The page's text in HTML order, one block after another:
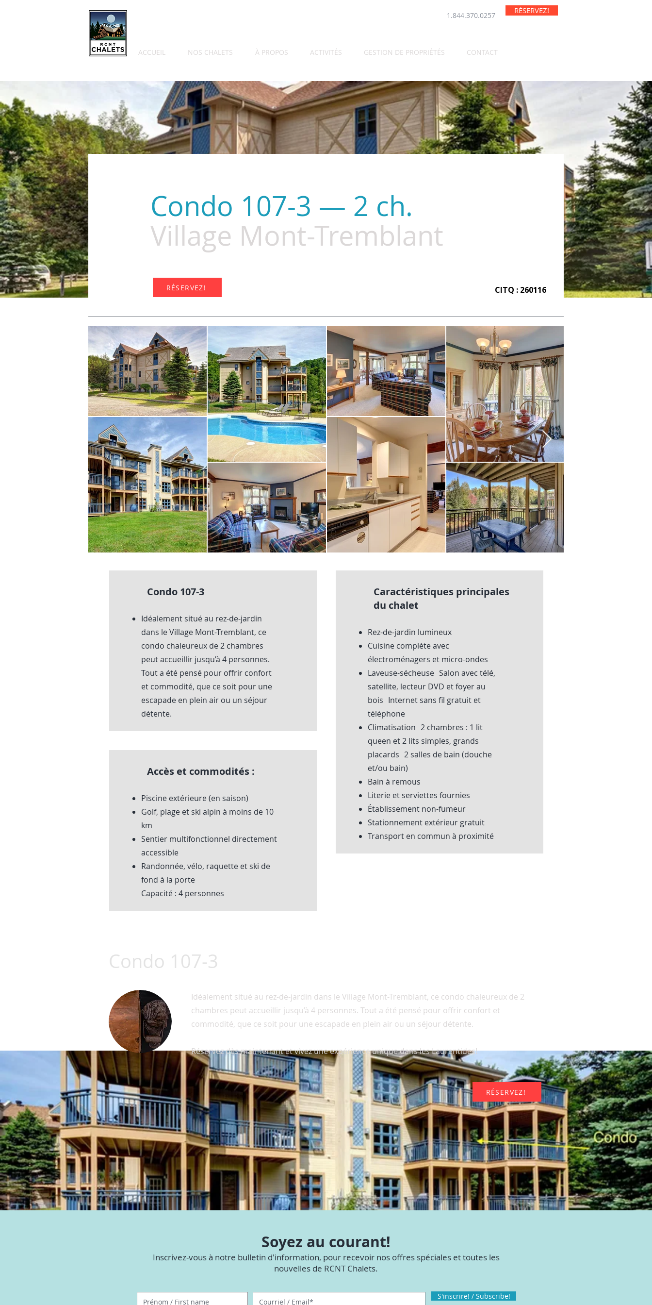
1.844.370.0257
RÉSERVEZ!
ACCUEIL NOS CHALETS À PROPOS ACTIVITÉS GESTION DE PROPRIÉTÉS CONTACT
Condo 107-3 — 2 ch.
Village Mont-Tremblant
RÉSERVEZ! CITQ : 260116
Condo 107-3
Idéalement situé au rez-de-jardin
dans le Village Mont-Tremblant, ce
condo chaleureux de 2 chambres
peut accueillir jusqu’à 4 personnes.
Tout a été pensé pour offrir confort
et commodité, que ce soit pour une
escapade en plein air ou un séjour
détente.
Accès et commodités :
Piscine extérieure (en saison)
Golf, plage et ski alpin à moins de 10
km
Sentier multifonctionnel directement
accessible
Randonnée, vélo, raquette et ski de
fond à la porte
Capacité : 4 personnes
Caractéristiques principales
du chalet
Rez-de-jardin lumineux
Cuisine complète avec
électroménagers et micro-ondes
Laveuse-sécheuse Salon avec télé,
satellite, lecteur DVD et foyer au
bois Internet sans fil gratuit et
téléphone
Climatisation 2 chambres : 1 lit
queen et 2 lits simples, grands
placards 2 salles de bain (douche
et/ou bain)
Bain à remous
Literie et serviettes fournies
Établissement non-fumeur
Stationnement extérieur gratuit
Transport en commun à proximité
Condo 107-3
Idéalement situé au rez-de-jardin dans le Village Mont-Tremblant, ce condo chaleureux de 2
chambres peut accueillir jusqu’à 4 personnes. Tout a été pensé pour offrir confort et
commodité, que ce soit pour une escapade en plein air ou un séjour détente.
Réservez dès maintenant et vivez une expérience unique dans les Laurentides!
RÉSERVEZ!
Soyez au courant!
Inscrivez-vous à notre bulletin d'information, pour recevoir nos offres spéciales et toutes les
nouvelles de RCNT Chalets.
S'inscrire! / Subscribe!